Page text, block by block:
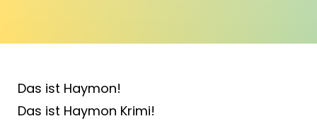
Das ist Haymon!
Das ist Haymon Krimi!